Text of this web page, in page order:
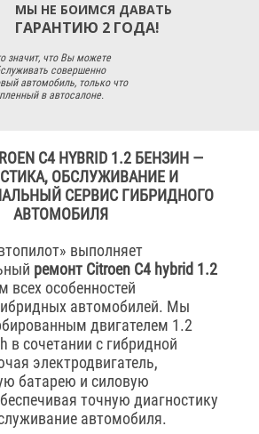
МЫ НЕ БОИМСЯ ДАВАТЬ
ГАРАНТИЮ 2 ГОДА!
значит, что Вы можете
совершенно
автомобиль, только что
в автосалоне.
C4 HYBRID 1.2 БЕНЗИН —
ОБСЛУЖИВАНИЕ И
СЕРВИС ГИБРИДНОГО
АВТОМОБИЛЯ
выполняет
ремонт Citroen C4 hybrid 1.2
всех особенностей
автомобилей. Мы
двигателем 1.2
в сочетании с гибридной
электродвигатель,
батарею и силовую
точную диагностику
автомобиля.